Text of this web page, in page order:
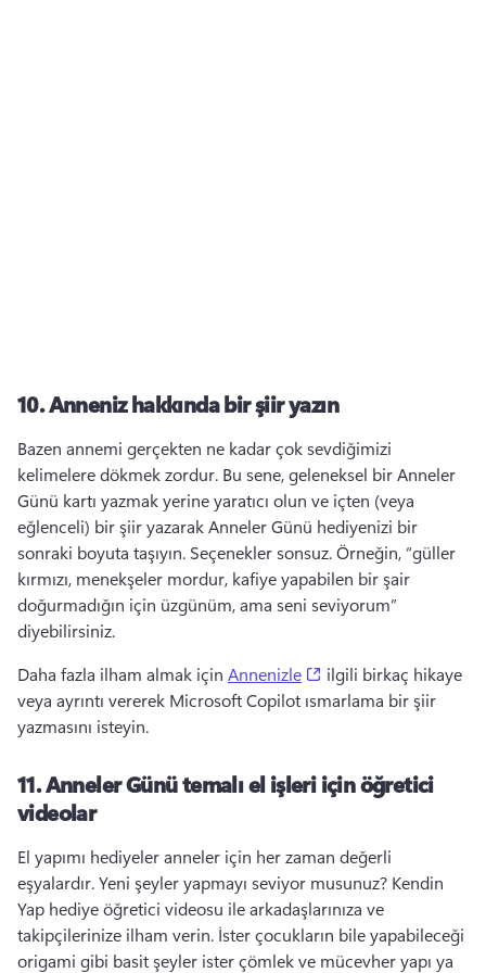
10.Anneniz hakkında bir şiir yazın
Bazen annemi gerçekten ne kadar çok sevdiğimizi
kelimelere dökmek zordur. Bu sene, geleneksel bir Anneler
Günü kartı yazmak yerine yaratıcı olun ve içten (veya
eğlenceli) bir şiir yazarak Anneler Günü hediyenizi bir
sonraki boyuta taşıyın. Seçenekler sonsuz. Örneğin, “güller
kırmızı, menekşeler mordur, kafiye yapabilen bir şair
doğurmadığın için üzgünüm, ama seni seviyorum”
diyebilirsiniz.
Daha fazla ilham almak için Annenizle (opens in a new tab)
ilgili birkaç hikaye
veya ayrıntı vererek Microsoft Copilot ısmarlama bir şiir
yazmasını isteyin.
11.Anneler Günü temalı el işleri için öğretici
videolar
El yapımı hediyeler anneler için her zaman değerli
eşyalardır. Yeni şeyler yapmayı seviyor musunuz? Kendin
Yap hediye öğretici videosu ile arkadaşlarınıza ve
takipçilerinize ilham verin. İster çocukların bile yapabileceği
origami gibi basit şeyler ister çömlek ve mücevher yapı ya